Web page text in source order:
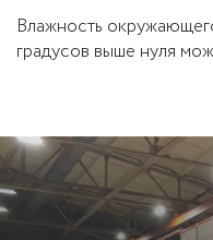
Влажность
градусов выше нуля